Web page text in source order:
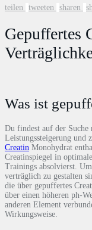
teilen tweeten sharen
Gepuffertes
Was ist
Du findest auf der Suche
Leistungssteigerung und
Creatin Monohydrat
Creatinspiegel in
Trainings absolvierst.
verträglich zu gestalten
die über gepuffertes
über einen höheren ph-
anderen Element
Wirkungsweise.